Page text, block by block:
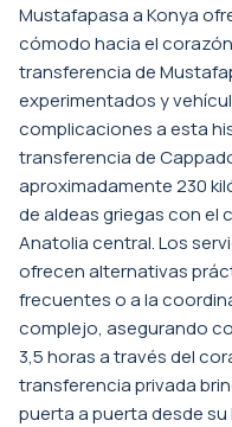
Mustafapasa a Konya
cómodo hacia el
transferencia de
experimentados y
complicaciones a esta
transferencia de
aproximadamente 230
de aldeas griegas con el
Anatolia central. Los
ofrecen alternativas
frecuentes o a la
complejo, asegurando
3,5 horas a través del
transferencia privada
puerta a puerta desde